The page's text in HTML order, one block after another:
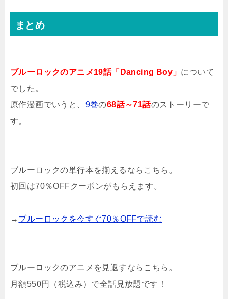
まとめ
ブルーロックのアニメ19話「Dancing Boy」 について
でした。
原作漫画でいうと、 9巻の68話～71話のストーリーで
す。
ブルーロックの単行本を揃えるならこちら。
初回は70％OFFクーポンがもらえます。
→ ブルーロックを今すぐ70％OFFで読む
ブルーロックのアニメを見返すならこちら。
月額550円（税込み）で全話見放題です！